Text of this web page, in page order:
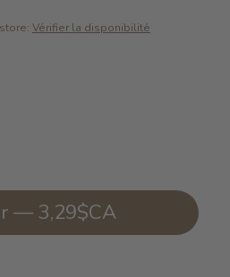
: Vérifier la disponibilité
Ajouter au panier — 3,29$CA